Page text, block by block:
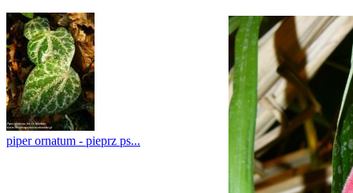
piper ornatum - pieprz ps...